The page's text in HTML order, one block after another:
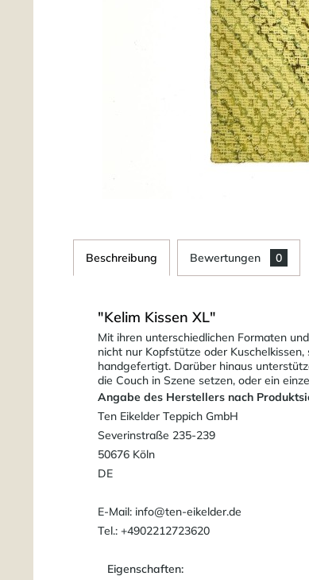
Beschreibung Bewertungen 0
"Kelim Kissen XL"
Mit ihren unterschiedlichen Formaten
nicht nur Kopfstütze oder
handgefertigt. Darüber hinaus
die Couch in Szene setzen, oder ein
Angabe des Herstellers nach
Ten Eikelder Teppich GmbH
Severinstraße 235-239
50676 Köln
DE
E-Mail: info@ten-eikelder.de
Tel.: +4902212723620
Eigenschaften: